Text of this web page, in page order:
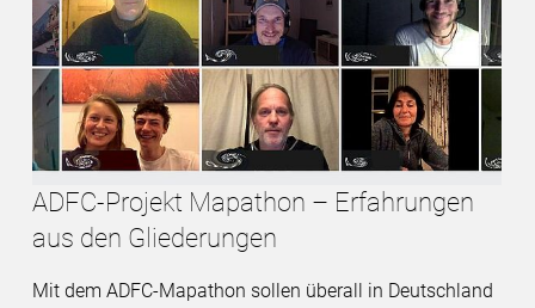
ADFC-Projekt Mapathon – Erfahrungen
aus den Gliederungen
Mit dem ADFC-Mapathon sollen überall in Deutschland